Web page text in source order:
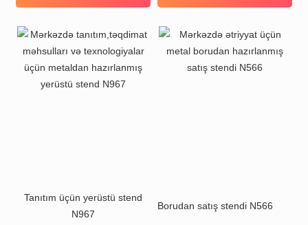
Tanıtım üçün yerüstü stend
N967
Borudan satış stendi N566